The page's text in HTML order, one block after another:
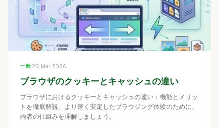
一般 26 Mar 2026
ブラウザのクッキーとキャッシュの違い
ブラウザにおけるクッキーとキャッシュの違い：機能とメリッ
トを徹底解説。より速く安定したブラウジング体験のために、
両者の仕組みを理解しましょう。